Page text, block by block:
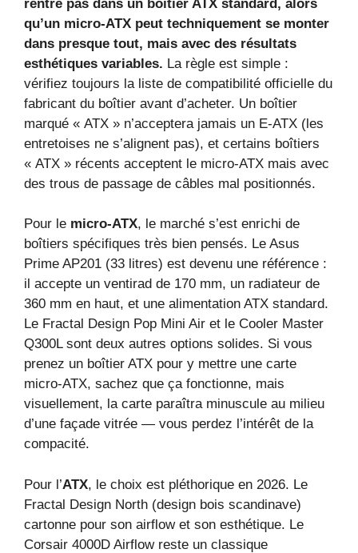
rentre pas dans un boîtier ATX standard, alors
qu’un micro‑ATX peut techniquement se monter
dans presque tout, mais avec des résultats
esthétiques variables. La règle est simple :
vérifiez toujours la liste de compatibilité officielle du
fabricant du boîtier avant d’acheter. Un boîtier
marqué « ATX » n’acceptera jamais un E‑ATX (les
entretoises ne s’alignent pas), et certains boîtiers
« ATX » récents acceptent le micro‑ATX mais avec
des trous de passage de câbles mal positionnés.
Pour le micro‑ATX, le marché s’est enrichi de
boîtiers spécifiques très bien pensés. Le Asus
Prime AP201 (33 litres) est devenu une référence :
il accepte un ventirad de 170 mm, un radiateur de
360 mm en haut, et une alimentation ATX standard.
Le Fractal Design Pop Mini Air et le Cooler Master
Q300L sont deux autres options solides. Si vous
prenez un boîtier ATX pour y mettre une carte
micro‑ATX, sachez que ça fonctionne, mais
visuellement, la carte paraîtra minuscule au milieu
d’une façade vitrée — vous perdez l’intérêt de la
compacité.
Pour l’ATX, le choix est pléthorique en 2026. Le
Fractal Design North (design bois scandinave)
cartonne pour son airflow et son esthétique. Le
Corsair 4000D Airflow reste un classique